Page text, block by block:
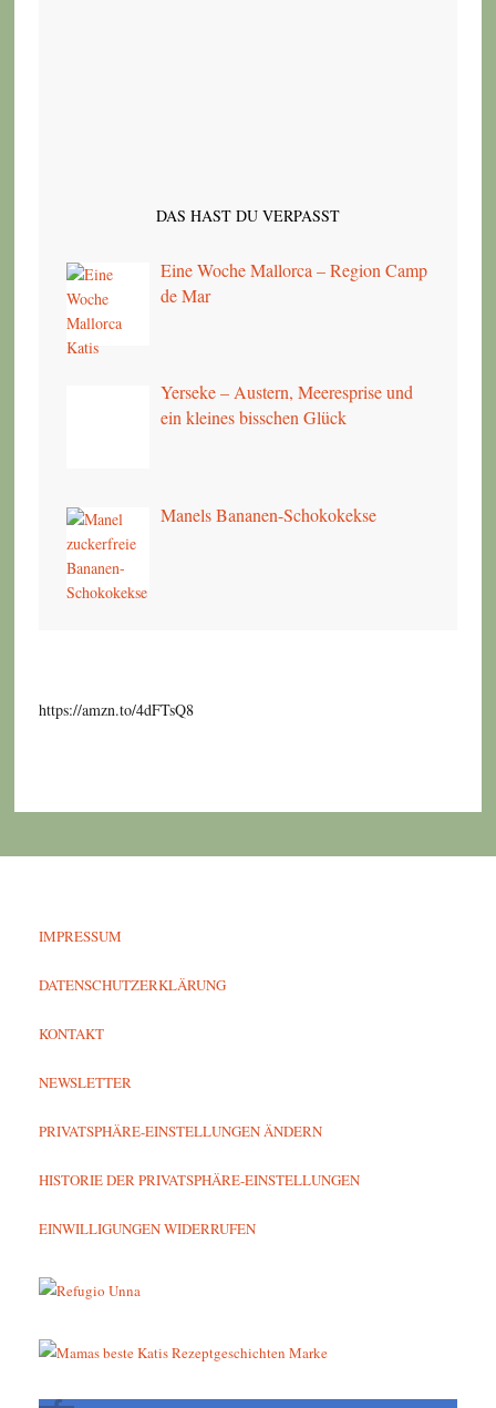
DAS HAST DU VERPASST
Eine Woche Mallorca – Region Camp
de Mar
Yerseke – Austern, Meeresprise und
ein kleines bisschen Glück
Manels Bananen-Schokokekse
https://amzn.to/4dFTsQ8
IMPRESSUM
DATENSCHUTZERKLÄRUNG
KONTAKT
NEWSLETTER
PRIVATSPHÄRE-EINSTELLUNGEN ÄNDERN
HISTORIE DER PRIVATSPHÄRE-EINSTELLUNGEN
EINWILLIGUNGEN WIDERRUFEN